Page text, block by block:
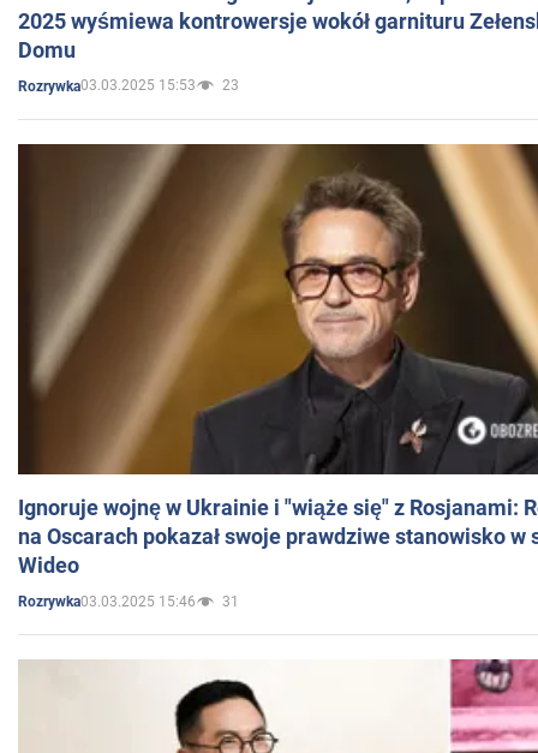
2025 wyśmiewa kontrowersje wokół garnituru
Domu
Rozrywka03.03.2025 15:53 23
Ignoruje wojnę w Ukrainie i "wiąże się" z Rosjanami:
na Oscarach pokazał swoje prawdziwe stanowisko w
Wideo
Rozrywka03.03.2025 15:46 31